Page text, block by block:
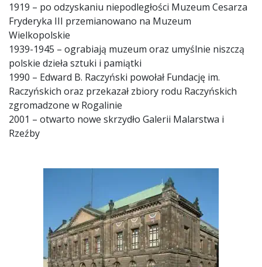
1919 – po odzyskaniu niepodległości Muzeum Cesarza
Fryderyka III przemianowano na Muzeum
Wielkopolskie
1939-1945 – ograbiają muzeum oraz umyślnie niszczą
polskie dzieła sztuki i pamiątki
1990 – Edward B. Raczyński powołał Fundację im.
Raczyńskich oraz przekazał zbiory rodu Raczyńskich
zgromadzone w Rogalinie
2001 – otwarto nowe skrzydło Galerii Malarstwa i
Rzeźby